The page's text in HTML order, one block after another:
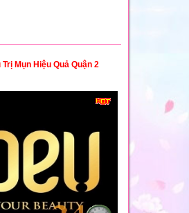
Mụn Hiệu Quả Quận 2